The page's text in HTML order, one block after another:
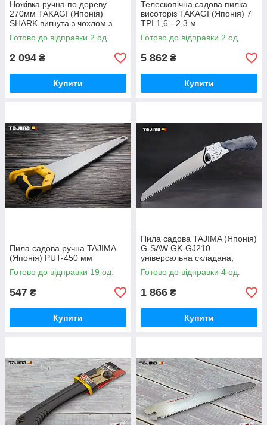
Ножівка ручна по дереву
270мм TAKAGI (Японія)
SHARK вигнута з чохлом⁠ з
фторопластовим покриттям 7
TPI
Готово до відправки 2 од.
2 094 ₴
Купити
Телескопічна садова пилка
висоторіз TAKAGI (Японія) 7
TPI 1,6 - 2,3 м
Готово до відправки 2 од.
5 862 ₴
Купити
Пила садова ручна TAJIMA
(Японія) PUT-450 мм
Готово до відправки 19 од.
547 ₴
Купити
Пила садова TAJIMA (Японія)
G-SAW GK-GJ210
універсальна складана,
силіконова ручка 210 мм
Готово до відправки 4 од.
1 866 ₴
Купити